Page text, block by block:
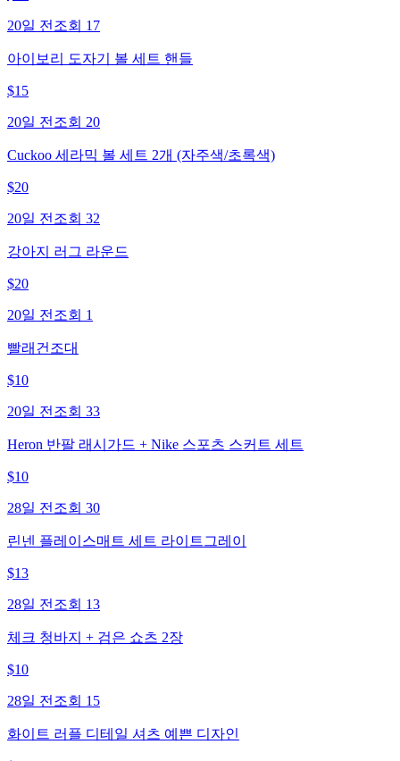
20일 전 조회 17
아이보리 도자기 볼 세트 핸들
$15
20일 전 조회 20
Cuckoo 세라믹 볼 세트 2개 (자주색/초록색)
$20
20일 전 조회 32
강아지 러그 라운드
$20
20일 전 조회 1
빨래건조대
$10
20일 전 조회 33
Heron 반팔 래시가드 + Nike 스포츠 스커트 세트
$10
28일 전 조회 30
린넨 플레이스매트 세트 라이트그레이
$13
28일 전 조회 13
체크 청바지 + 검은 쇼츠 2장
$10
28일 전 조회 15
화이트 러플 디테일 셔츠 예쁜 디자인